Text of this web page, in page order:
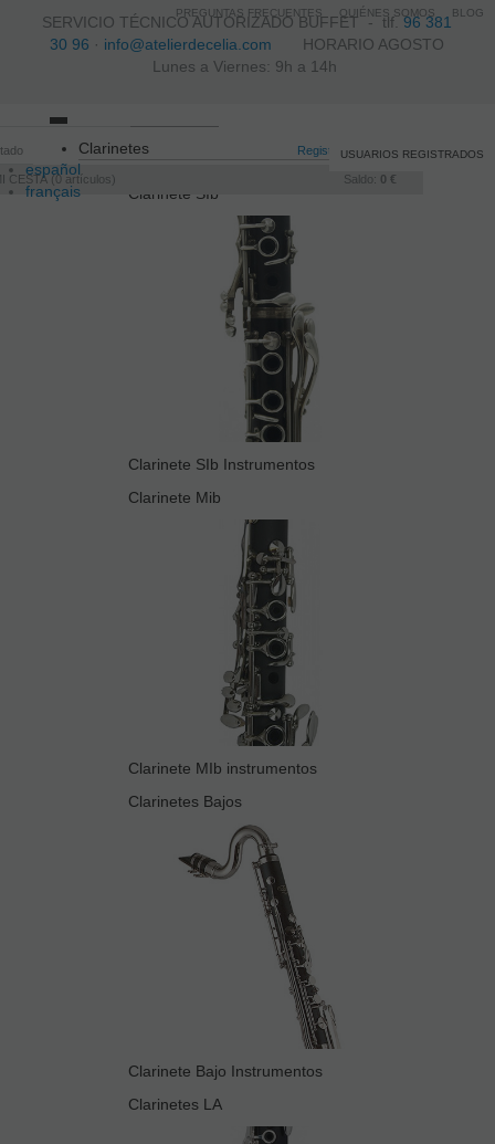
SERVICIO TÉCNICO AUTORIZADO BUFFET -tlf.96 381
30 96 · info@atelierdecelia.com HORARIO AGOSTO
Lunes a Viernes: 9h a 14h
español
français
Registro /Iniciar sesión
CESTA 0 artículos Saldo: 0 €
USUARIOS REGISTRADOS
navigation
Clarinetes
Clarinete SIb
Clarinete SIb Instrumentos
Clarinete Mib
Clarinete MIb instrumentos
Clarinetes Bajos
Clarinete Bajo Instrumentos
Clarinetes LA
PREGUNTAS FRECUENTES QUIÉNES SOMOS BLOG